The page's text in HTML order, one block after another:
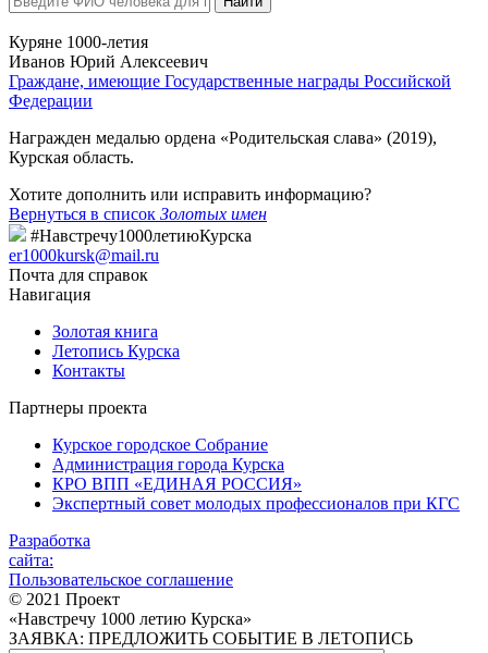
Куряне 1000-летия
Иванов Юрий Алексеевич
Граждане, имеющие Государственные награды Российской
Федерации
Награжден медалью ордена «Родительская слава» (2019),
Курская область.
Хотите дополнить или исправить информацию?
Вернуться в список Золотых имен
#Навстречу1000летиюКурска
er1000kursk@mail.ru
Почта для справок
Навигация
Золотая книга
Летопись Курска
Контакты
Партнеры проекта
Курское городское Собрание
Администрация города Курска
КРО ВПП «ЕДИНАЯ РОССИЯ»
Экспертный совет молодых профессионалов при КГС
Разработка
сайта:
Пользовательское соглашение
© 2021 Проект
«Навстречу 1000 летию Курска»
ЗАЯВКА: ПРЕДЛОЖИТЬ СОБЫТИЕ В ЛЕТОПИСЬ